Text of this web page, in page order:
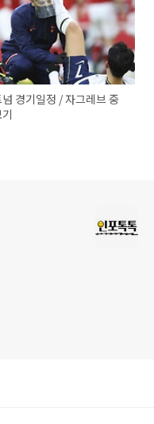
경기일정 / 자그레브 중